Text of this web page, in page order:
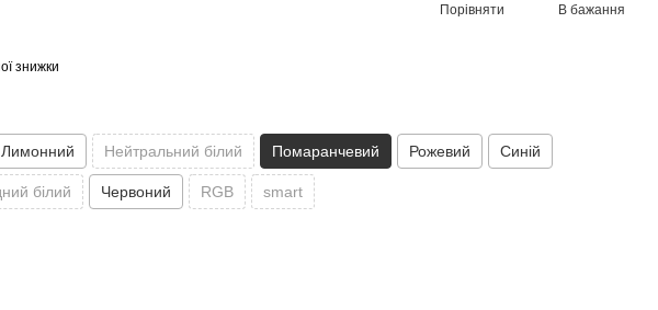
Порівняти В бажання
знижки
Лимонний Нейтральний білий Помаранчевий Рожевий Синій
білий Червоний RGB smart